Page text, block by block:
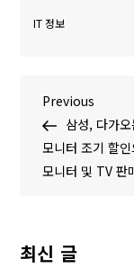
IT 정보
글
탐
P
r
e
v
s
Previous
삼성, 다가
모니터 조기 할
모니터 및 TV 판
최신 글